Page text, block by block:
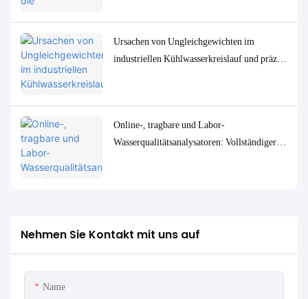
Ursachen von Ungleichgewichten im
industriellen Kühlwasserkreislauf und präzise
Online-, tragbare und Labor-
Wasserqualitätsanalysatoren: Vollständiger
Nehmen Sie Kontakt mit uns auf
Name